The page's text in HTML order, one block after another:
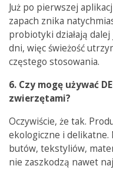
Już po pierwszej
zapach znika
probiotyki działają
dni, więc świeżość
częstego stosowania.
6. Czy mogę używać
zwierzętami?
Oczywiście, że tak.
ekologiczne i delikatne.
butów, tekstyliów,
nie zaszkodzą nawet